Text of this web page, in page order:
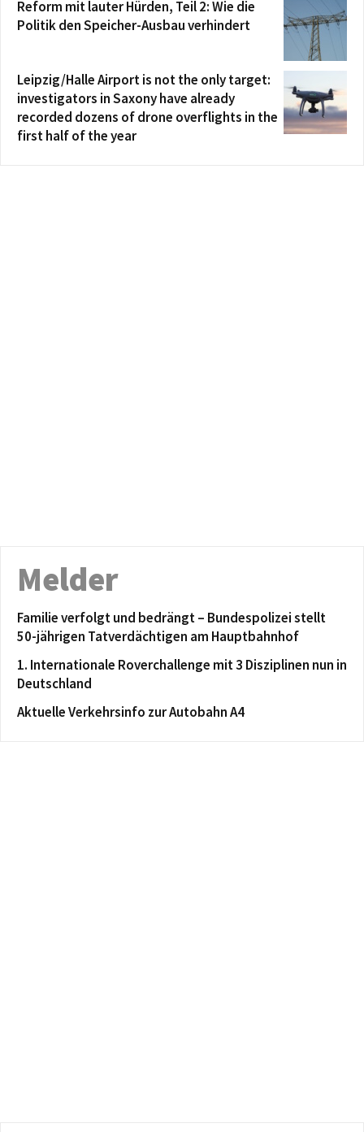
Reform mit lauter Hürden, Teil 2: Wie die
Politik den Speicher-Ausbau verhindert
Leipzig/Halle Airport is not the only target:
investigators in Saxony have already
recorded dozens of drone overflights in the
first half of the year
Melder
Familie verfolgt und bedrängt – Bundespolizei stellt
50-jährigen Tatverdächtigen am Hauptbahnhof
1. Internationale Roverchallenge mit 3 Disziplinen nun in
Deutschland
Aktuelle Verkehrsinfo zur Autobahn A4